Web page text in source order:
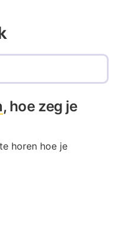
, hoe zeg je
horen hoe je